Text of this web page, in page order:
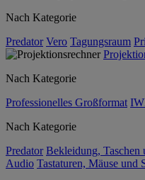
Nach Kategorie
Predator Vero Tagungsraum
Nach Kategorie
Professionelles Großformat
Nach Kategorie
Predator Bekleidung, Taschen
Audio Tastaturen, Mäuse und